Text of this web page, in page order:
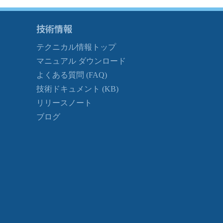
技術情報
テクニカル情報トップ
マニュアル ダウンロード
よくある質問 (FAQ)
技術ドキュメント (KB)
リリースノート
ブログ